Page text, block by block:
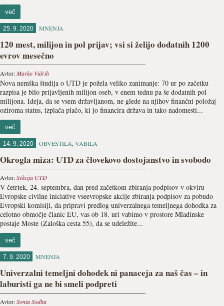
več
25. 9. 2020 MNENJA
120 mest, milijon in pol prijav; vsi si želijo dodatnih 1200
evrov mesečno
Avtor:Marko Vidrih
Nova nemška študija o UTD je požela veliko zanimanje: 70 ur po začetku
razpisa je bilo prijavljenih milijon oseb, v enem tednu pa še dodatnih pol
milijona. Ideja, da se vsem državljanom, ne glede na njihov finančni položaj
oziroma status, izplača plačo, ki jo financira država in tako nadomesti...
več
14. 9. 2020 OBVESTILA, VABILA
Okrogla miza: UTD za človekovo dostojanstvo in svobodo
Avtor:Sekcija UTD
V četrtek, 24. septembra, dan pred začetkom zbiranja podpisov v okviru
Evropske civilne iniciative vseevropske akcije zbiranja podpisov za pobudo
Evropski komisiji, da pripravi predlog univerzalnega temeljnega dohodka za
celotno območje članic EU, vas ob 18. uri vabimo v prostore Mladinske
postaje Moste (Zaloška cesta 55), da se udeležite...
več
7. 9. 2020 MNENJA
Univerzalni temeljni dohodek ni panaceja za naš čas – in
laburisti ga ne bi smeli podpreti
Avtor:Sonia Sodha